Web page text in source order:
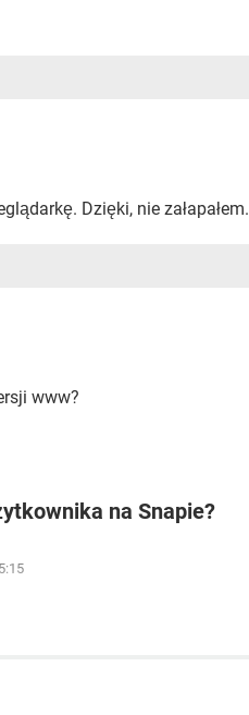
Dzięki, nie załapałem.
www?
na Snapie?